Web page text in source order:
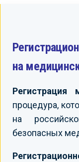
на
Регистрация
процедура,
на
безопасных